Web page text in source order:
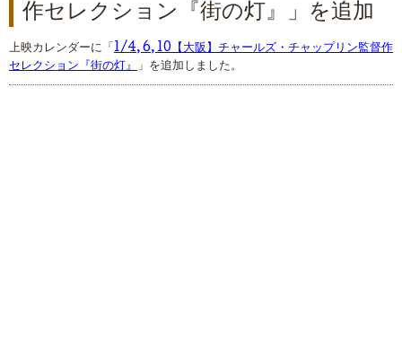
作セレクション『街の灯』」を追加
上映カレンダーに「 1/4, 6, 10【大阪】チャールズ・チャップリン監督作
セレクション『街の灯』 」を追加しました。